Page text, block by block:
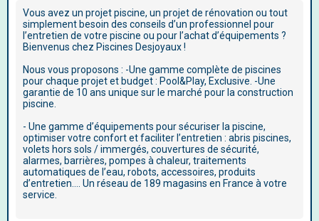
Vous avez un projet piscine, un projet de rénovation ou tout
simplement besoin des conseils d’un professionnel pour
l’entretien de votre piscine ou pour l’achat d’équipements ?
Bienvenus chez Piscines Desjoyaux !
Nous vous proposons : -Une gamme complète de piscines
pour chaque projet et budget : Pool&Play, Exclusive. -Une
garantie de 10 ans unique sur le marché pour la construction
piscine.
- Une gamme d’équipements pour sécuriser la piscine,
optimiser votre confort et faciliter l’entretien : abris piscines,
volets hors sols / immergés, couvertures de sécurité,
alarmes, barrières, pompes à chaleur, traitements
automatiques de l’eau, robots, accessoires, produits
d’entretien…. Un réseau de 189 magasins en France à votre
service.